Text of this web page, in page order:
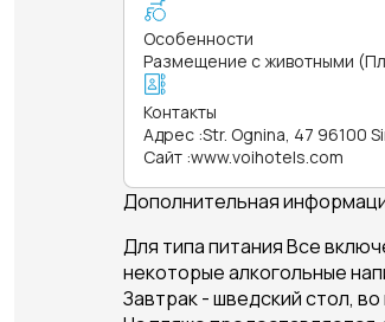
Особенности
Размещение с животными
Контакты
Адрес :Str. Ognina, 47 96100
Сайт :www.voihotels.com
Дополнительная
Для типа питания Все
некоторые алкогольные
Завтрак - шведский стол,